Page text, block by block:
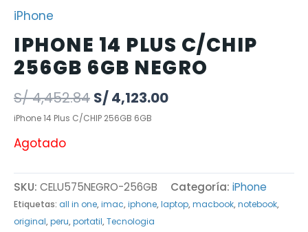
iPhone
IPHONE 14 PLUS C/CHIP
256GB 6GB NEGRO
S/4,452.84 S/4,123.00
iPhone 14 Plus C/CHIP 256GB 6GB
Agotado
SKU: CELU575NEGRO-256GB Categoría: iPhone
Etiquetas: all in one,imac,iphone,laptop,macbook,notebook,
original,peru,portatil,Tecnologia